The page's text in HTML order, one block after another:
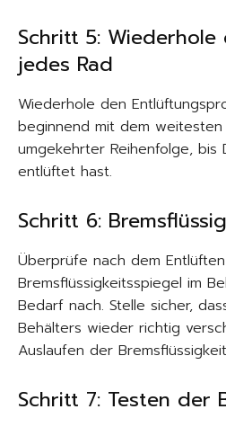
Schritt 5:
jedes Rad
Wiederhole den
beginnend mit dem weitesten
umgekehrter Reihenfolge, bis
entlüftet hast.
Schritt 6:
Überprüfe nach dem
Bremsflüssigkeitsspiegel im
Bedarf nach. Stelle sicher,
Behälters wieder richtig
Auslaufen der
Schritt 7: Testen der